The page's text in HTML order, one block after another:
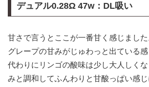
デュアル0.28Ω 47w：DL吸い
甘さで言うとここが一番甘く感じました
グレープの甘みがじゅわっと出ている感
代わりにリンゴの酸味は少し大人しく
みと調和してふんわりと甘酸っぱい感じ